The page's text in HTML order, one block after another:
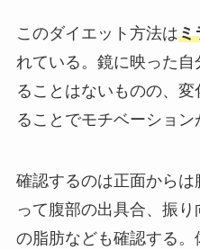
このダイエット方法はミ
れている。鏡に映った
ることはないものの、
ることでモチベーション
確認するのは正面から
って腹部の出具合、振
の脂肪なども確認する